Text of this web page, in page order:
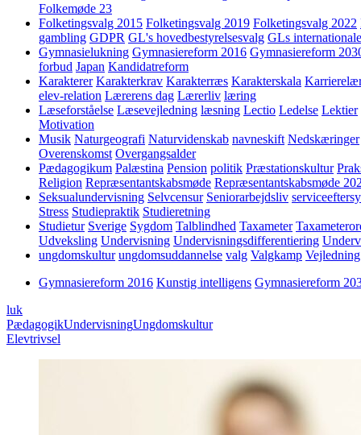
Folkemøde 23
Folketingsvalg 2015 Folketingsvalg 2019 Folketingsvalg 2022
gambling GDPR GL's hovedbestyrelsesvalg GLs
Gymnasielukning Gymnasiereform 2016 Gymnasiereform
forbud Japan Kandidatreform
Karakterer Karakterkrav Karakterræs Karakterskala
elev-relation Lærerens dag Lærerliv læring
Læseforståelse Læsevejledning læsning Lectio Ledelse Lektier
Motivation
Musik Naturgeografi Naturvidenskab navneskift Nedskæringer
Overenskomst Overgangsalder
Pædagogikum Palæstina Pension politik Præstationskultur
Religion Repræsentantskabsmøde Repræsentantskabsmøde
Seksualundervisning Selvcensur Seniorarbejdsliv
Stress Studiepraktik Studieretning
Studietur Sverige Sygdom Talblindhed Taxameter
Udveksling Undervisning Undervisningsdifferentiering
ungdomskultur ungdomsuddannelse valg Valgkamp Vejledning
Gymnasiereform 2016 Kunstig intelligens Gymnasiereform
luk
PædagogikUndervisningUngdomskultur
Elevtrivsel